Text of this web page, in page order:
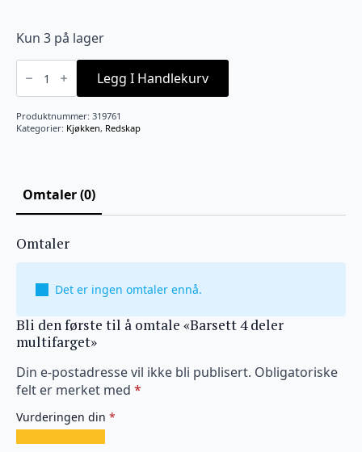
kr499.
kr249.
Kun 3 på lager
Barsett
multifarget
antall
Legg I Handlekurv
Produktnummer: 319761
Kategorier: Kjøkken, Redskap
Omtaler (0)
Omtaler
Det er ingen omtaler ennå.
Bli den første til å omtale «Barsett 4 deler
multifarget»
Din e-postadresse vil ikke bli publisert. Obligatoriske
felt er merket med *
Vurderingen din *